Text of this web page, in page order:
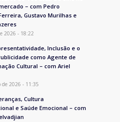
– com Pedro
Gustavo Murilhas e
2026 - 18:22
Inclusão e o
como Agente de
Cultural – com Ariel
2026 - 11:35
Cultura
e Saúde Emocional – com